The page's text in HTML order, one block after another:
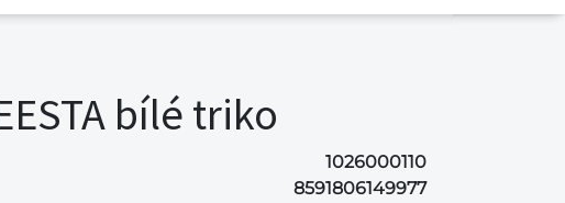
bílé triko
1026000110
8591806149977